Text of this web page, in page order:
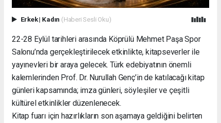
Erkek| Kadın (Haberi Sesli Oku)
22-28 Eylül tarihleri arasında Köprülü Mehmet Paşa Spor
Salonu’nda gerçekleştirilecek etkinlikte, kitapseverler ile
yayınevleri bir araya gelecek. Türk edebiyatının önemli
kalemlerinden Prof. Dr. Nurullah Genç’in de katılacağı kitap
günleri kapsamında; imza günleri, söyleşiler ve çeşitli
kültürel etkinlikler düzenlenecek.
Kitap fuarı için hazırlıkların son aşamaya geldiğini belirten